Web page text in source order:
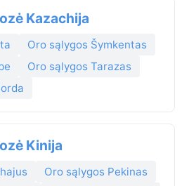
Kazachija
Oro sąlygos Šymkentas
Oro sąlygos Tarazas
Kinija
Oro sąlygos Pekinas